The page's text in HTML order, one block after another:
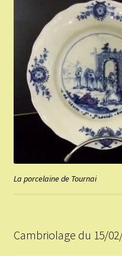
La porcelaine de Tournai
Cambriolage du 15/